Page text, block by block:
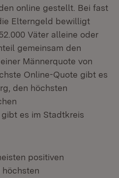
online gestellt. Bei fast
Elterngeld bewilligt
Väter alleine oder
gemeinsam den
Männerquote von
Online-Quote gibt es
den höchsten
es im Stadtkreis
positiven